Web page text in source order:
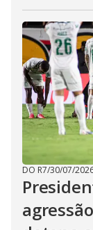
DO R7/30/07/